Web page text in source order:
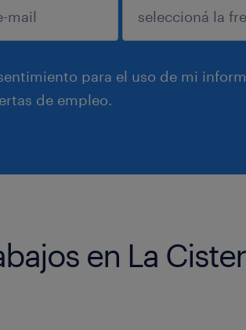
para el uso de mi
de empleo.
en La